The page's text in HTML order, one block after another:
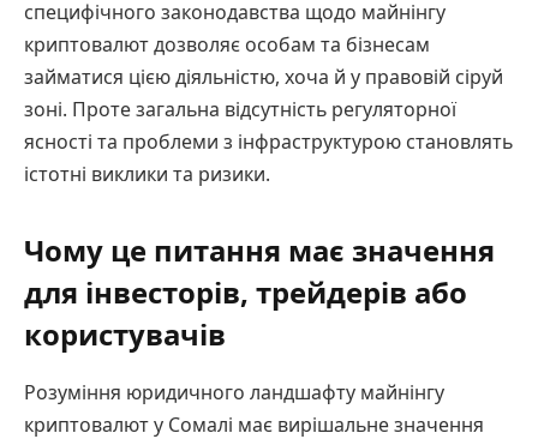
специфічного законодавства щодо майнінгу
криптовалют дозволяє особам та бізнесам
займатися цією діяльністю, хоча й у правовій сіруй
зоні. Проте загальна відсутність регуляторної
ясності та проблеми з інфраструктурою становлять
істотні виклики та ризики.
Чому це питання має значення
для інвесторів, трейдерів або
користувачів
Розуміння юридичного ландшафту майнінгу
криптовалют у Сомалі має вирішальне значення